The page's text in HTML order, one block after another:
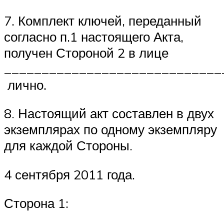
7. Комплект ключей, переданный
согласно п.1 настоящего Акта,
получен Стороной 2 в лице
лично.
8. Настоящий акт составлен в двух
экземплярах по одному экземпляру
для каждой Стороны.
4 сентября 2011 года.
Сторона 1: